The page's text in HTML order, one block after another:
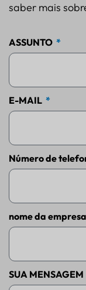
saber mais
ASSUNTO
E-MAIL
Número de
nome da empresa
SUA MENSAGEM